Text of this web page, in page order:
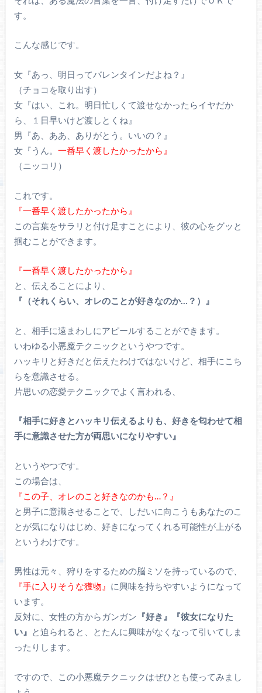
す。
こんな感じです。
女『あっ、明日ってバレンタインだよね？』
（チョコを取り出す）
女『はい、これ。明日忙しくて渡せなかったらイヤだか
ら、１日早いけど渡しとくね』
男『あ、ああ、ありがとう。いいの？』
女『うん。 一番早く渡したかったから』
（ニッコリ）
これです。
『一番早く渡したかったから』
この言葉をサラリと付け足すことにより、彼の心をグッと
掴むことができます。
『一番早く渡したかったから』
と、伝えることにより、
『（それくらい、オレのことが好きなのか…？）』
と、相手に遠まわしにアピールすることができます。
いわゆる小悪魔テクニックというやつです。
ハッキリと好きだと伝えたわけではないけど、相手にこち
らを意識させる。
片思いの恋愛テクニックでよく言われる、
『相手に好きとハッキリ伝えるよりも、好きを匂わせて相
手に意識させた方が両思いになりやすい』
というやつです。
この場合は、
『この子、オレのこと好きなのかも…？』
と男子に意識させることで、しだいに向こうもあなたのこ
とが気になりはじめ、好きになってくれる可能性が上がる
というわけです。
男性は元々、狩りをするための脳ミソを持っているので、
『手に入りそうな獲物』 に興味を持ちやすいようになって
います。
反対に、女性の方からガンガン 『好き』『彼女になりた
い』 と迫られると、とたんに興味がなくなって引いてしま
ったりします。
ですので、この小悪魔テクニックはぜひとも使ってみまし